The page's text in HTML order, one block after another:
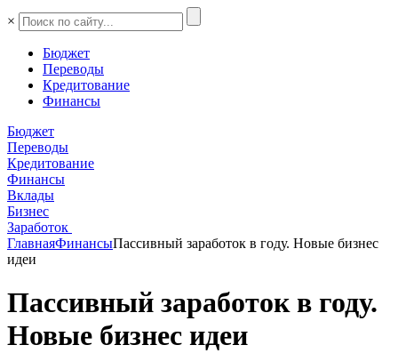
×
Бюджет
Переводы
Кредитование
Финансы
Бюджет
Переводы
Кредитование
Финансы
Вклады
Бизнес
Заработок
ГлавнаяФинансыПассивный заработок в году. Новые бизнес
идеи
Пассивный заработок в году.
Новые бизнес идеи